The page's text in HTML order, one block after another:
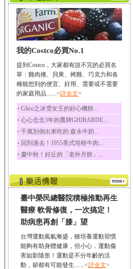
咖啡
咖啡中的咖啡因會刺激
中樞神經系統，特別...
椰子
椰子含有糖類、脂肪、
荔枝
荔枝性質溫和所含的營
養素有醣類、檸檬酸...
五味子
五味子性質溫熱所含營
養成分有揮發油、檸...
草魚
草魚含有維生素A、維生
素C、及豐富的蛋白...
我的Costco必買No.1
提到Costco，大家都有說不完的必買名
單：雞肉捲、貝果、烤雞、巧克力和各
種能想到的便宜、好用、需要或不需要
的家庭用品.......<詳全文>
‧ Glico之冰雪女王的好心機餅...
‧ 心心念念3年的鷹牌GHIRARDE...
‧ 千萬別倒出來吃的 森永牛奶...
‧ 回到過去！1955美式培根牛肉...
‧ 慶中秋！好丘的「老外月餅」...
臺中榮民總醫院積極推動再生
醫療 軟骨修復，一次搞定！
助病患再創「膝」望
台灣運動風氣漸盛，雖培養運動習慣
能夠有助身體健康，但小心，運動傷
害如影隨形！運動是不分年齡的活
動，卻都有可能發生.......<詳全文>